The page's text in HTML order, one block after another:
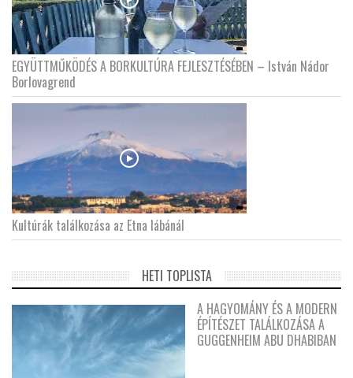
EGYÜTTMŰKÖDÉS A BORKULTÚRA FEJLESZTÉSÉBEN – István Nádor
Borlovagrend
Kultúrák találkozása az Etna lábánál
HETI TOPLISTA
A HAGYOMÁNY ÉS A MODERN
ÉPÍTÉSZET TALÁLKOZÁSA A
GUGGENHEIM ABU DHABIBAN